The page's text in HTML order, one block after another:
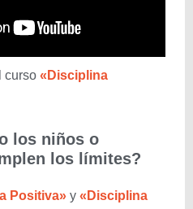
curso «Disciplina
los niños o
los límites?
Positiva» y «Disciplina